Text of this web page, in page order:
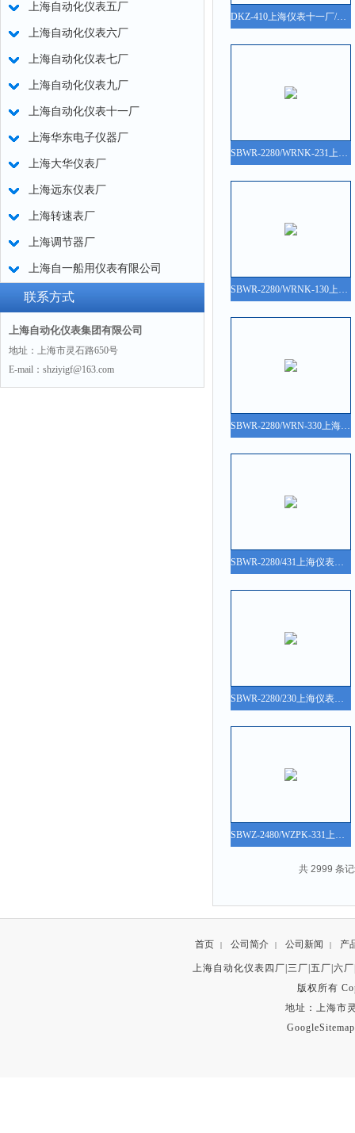
上海自动化仪表五厂
上海自动化仪表六厂
上海自动化仪表七厂
上海自动化仪表九厂
上海自动化仪表十一厂
上海华东电子仪器厂
上海大华仪表厂
上海远东仪表厂
上海转速表厂
上海调节器厂
上海自一船用仪表有限公司
联系方式
上海自动化仪表集团有限公司
地址：上海市灵石路650号
E-mail：shziyigf@163.com
DKZ-410上海仪表十一厂/自仪十一厂DKZ-410直行程电动执行机构说明书
SBWR-2280/WRNK-231上海仪表三厂SBWR-2280/WRNK-231一体化温度变送器说明书、参数、价格、图片、原理
SBWR-2280/WRNK-130上海仪表三厂SBWR-2280/WRNK-130一体化温度变送器说明书、参数、价格、图片、原理
SBWR-2280/WRN-330上海仪表三厂SBWR-2280/WRN-330 一体化温度变送器说明书、参数、价格、图片、原理
SBWR-2280/431上海仪表三厂SBWR-2280/431 一体化温度变送器说明书、参数、价格、图片、原理
SBWR-2280/230上海仪表三厂SBWR-2280/230 一体化温度变送器说明书、参数、价格、图片、原理
SBWZ-2480/WZPK-331上海仪表三厂SBWZ-2480/WZPK-331一体化温度变送器说明书、参数、价格、图片、原理
共 2999 条
首页 | 公司简介 | 公司新闻 | 产
上海自动化仪表四厂|三厂|五厂|六
版权所有
地址：上海市
GoogleSitemap